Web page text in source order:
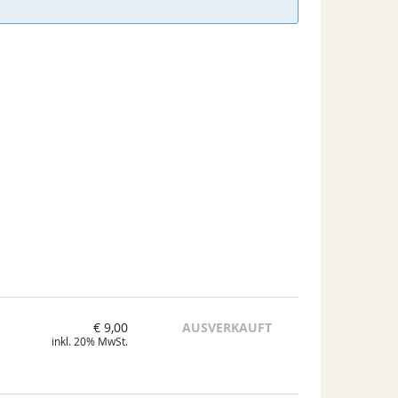
€ 9,00
inkl. 20% MwSt.
AUSVERKAUFT